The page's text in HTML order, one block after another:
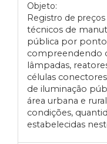
Objeto:
Registro de preços
técnicos de
pública por ponto
compreendendo
lâmpadas,
células
de iluminação
área urbana e
condições,
estabelecidas